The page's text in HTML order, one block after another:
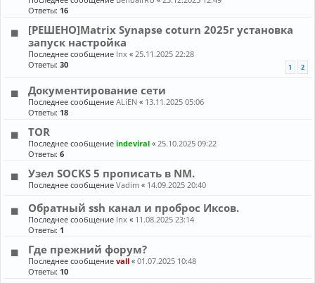
Ответы: 16
[РЕШЕНО]Matrix Synapse coturn 2025г установка
запуск настройка
Последнее сообщение lnx «25.11.2025 22:28
Ответы:30 1 2
Документирование сети
Последнее сообщениеALiEN « 13.11.2025 05:06
Ответы: 18
TOR
Последнее сообщениеindeviral «25.10.2025 09:22
Ответы:6
Узел SOCKS 5 прописать в NM.
Последнее сообщениеVadim « 14.09.2025 20:40
Обратный ssh канал и проброс Иксов.
Последнее сообщение lnx « 11.08.2025 23:14
Ответы: 1
Где прежний форум?
Последнее сообщениеvall «01.07.2025 10:48
Ответы: 10